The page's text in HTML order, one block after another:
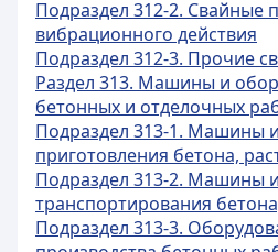
Подраздел 312-2. Свайные
вибрационного действия
Подраздел 312-3. Прочие
Раздел 313. Машины и
бетонных и отделочных
Подраздел 313-1. Машины
приготовления бетона,
Подраздел 313-2. Машины
транспортирования
Подраздел 313-3.